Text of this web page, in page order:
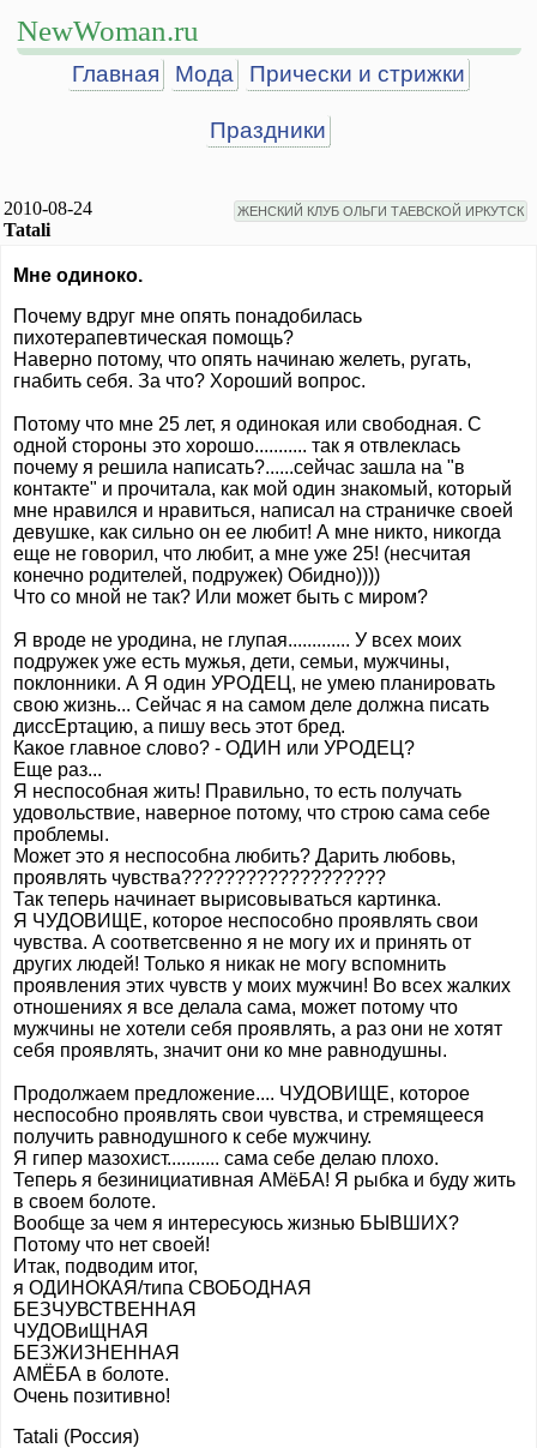
NewWoman.ru
Главная Мода Прически и стрижки
Праздники
2010-08-24
Tatali
ЖЕНСКИЙ КЛУБ ОЛЬГИ ТАЕВСКОЙ ИРКУТСК
Мне одиноко.
Почему вдруг мне опять понадобилась
пихотерапевтическая помощь?
Наверно потому, что опять начинаю желеть, ругать,
гнабить себя. За что? Хороший вопрос.
Потому что мне 25 лет, я одинокая или свободная. С
одной стороны это хорошо........... так я отвлеклась
почему я решила написать?......сейчас зашла на "в
контакте" и прочитала, как мой один знакомый, который
мне нравился и нравиться, написал на страничке своей
девушке, как сильно он ее любит! А мне никто, никогда
еще не говорил, что любит, а мне уже 25! (несчитая
конечно родителей, подружек) Обидно))))
Что со мной не так? Или может быть с миром?
Я вроде не уродина, не глупая............. У всех моих
подружек уже есть мужья, дети, семьи, мужчины,
поклонники. А Я один УРОДЕЦ, не умею планировать
свою жизнь... Сейчас я на самом деле должна писать
диссЕртацию, а пишу весь этот бред.
Какое главное слово? - ОДИН или УРОДЕЦ?
Еще раз...
Я неспособная жить! Правильно, то есть получать
удовольствие, наверное потому, что строю сама себе
проблемы.
Может это я неспособна любить? Дарить любовь,
проявлять чувства???????????????????
Так теперь начинает вырисовываться картинка.
Я ЧУДОВИЩЕ, которое неспособно проявлять свои
чувства. А соответсвенно я не могу их и принять от
других людей! Только я никак не могу вспомнить
проявления этих чувств у моих мужчин! Во всех жалких
отношениях я все делала сама, может потому что
мужчины не хотели себя проявлять, а раз они не хотят
себя проявлять, значит они ко мне равнодушны.
Продолжаем предложение.... ЧУДОВИЩЕ, которое
неспособно проявлять свои чувства, и стремящееся
получить равнодушного к себе мужчину.
Я гипер мазохист........... сама себе делаю плохо.
Теперь я безинициативная АМёБА! Я рыбка и буду жить
в своем болоте.
Вообще за чем я интересуюсь жизнью БЫВШИХ?
Потому что нет своей!
Итак, подводим итог,
я ОДИНОКАЯ/типа СВОБОДНАЯ
БЕЗЧУВСТВЕННАЯ
ЧУДОВиЩНАЯ
БЕЗЖИЗНЕННАЯ
АМЁБА в болоте.
Очень позитивно!
Tatali (Россия)